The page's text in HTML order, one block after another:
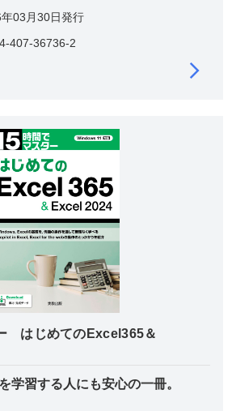
03月30日発行
407-36736-2
はじめてのExcel365＆
学習する人にも安心の一冊。